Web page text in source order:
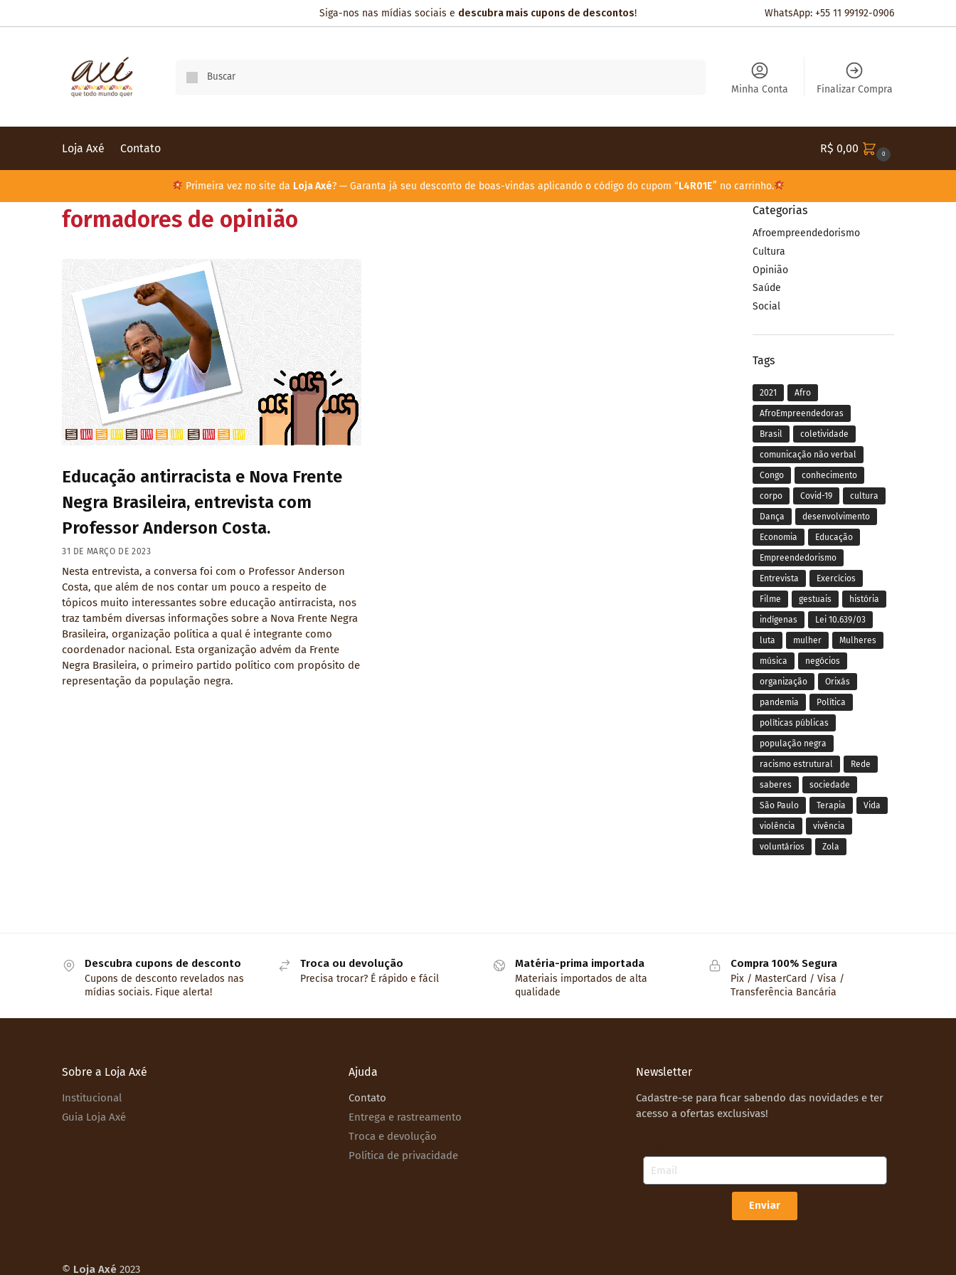
Siga-nos nas mídias sociais e descubra mais cupons de descontos! WhatsApp: +55 11 99192-0906
Minha Conta Finalizar Compra
Loja Axé Contato R$ 0,00 0
Primeira vez no site da Loja Axé? — Garanta já seu desconto de boas-vindas aplicando o código do cupom “L4R01E” no carrinho.
formadores de opinião
Educação antirracista e Nova Frente
Negra Brasileira, entrevista com
Professor Anderson Costa.
31 DE MARÇO DE 2023
Nesta entrevista, a conversa foi com o Professor Anderson
Costa, que além de nos contar um pouco a respeito de
tópicos muito interessantes sobre educação antirracista, nos
traz também diversas informações sobre a Nova Frente Negra
Brasileira, organização política a qual é integrante como
coordenador nacional. Esta organização advém da Frente
Negra Brasileira, o primeiro partido político com propósito de
representação da população negra.
Categorias
Afroempreendedorismo
Cultura
Opinião
Saúde
Social
Tags
2021 Afro
AfroEmpreendedoras
Brasil coletividade
comunicação não verbal
Congo conhecimento
corpo Covid-19 cultura
Dança desenvolvimento
Economia Educação
Empreendedorismo
Entrevista Exercícios
Filme gestuais história
indígenas Lei 10.639/03
luta mulher Mulheres
música negócios
organização Orixás
pandemia Política
políticas públicas
população negra
racismo estrutural Rede
saberes sociedade
São Paulo Terapia Vida
violência vivência
voluntários Zola
Descubra cupons de desconto
Cupons de desconto revelados nas
mídias sociais. Fique alerta!
Troca ou devolução
Precisa trocar? É rápido e fácil
Matéria-prima importada
Materiais importados de alta
qualidade
Compra 100% Segura
Pix / MasterCard / Visa /
Transferência Bancária
Sobre a Loja Axé
Institucional
Guia Loja Axé
Ajuda
Contato
Entrega e rastreamento
Troca e devolução
Política de privacidade
Newsletter
Cadastre-se para ficar sabendo das novidades e ter
acesso a ofertas exclusivas!
Enviar
© Loja Axé 2023